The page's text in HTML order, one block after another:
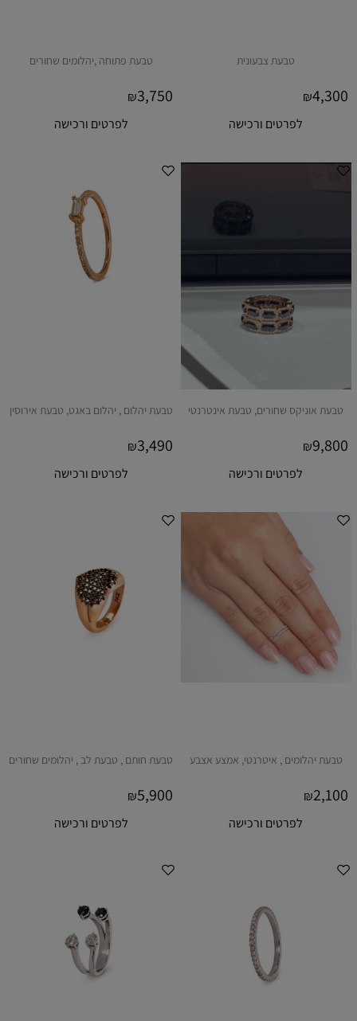
טבעת צבעונית
₪4,300
לפרטים ורכישה
טבעת פתוחה ,יהלומים שחורים
₪3,750
לפרטים ורכישה
טבעת אוניקס שחורים, טבעת אינטרנטי
₪9,800
לפרטים ורכישה
טבעת יהלום , יהלום באגט, טבעת אירוסין
₪3,490
לפרטים ורכישה
טבעת יהלומים , איטרנטי, אמצע אצבע
₪2,100
לפרטים ורכישה
טבעת חותם , טבעת לב , יהלומים שחורים
₪5,900
לפרטים ורכישה